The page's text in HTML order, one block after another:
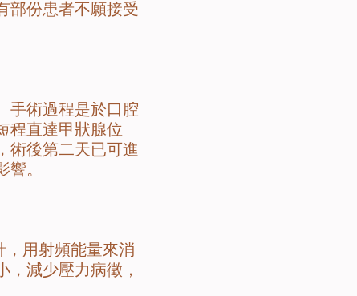
部份患者不願接受
術過程是於口腔
程直達甲狀腺位
術後第二天已可進
。
用射頻能量來消
減少壓力病徵，